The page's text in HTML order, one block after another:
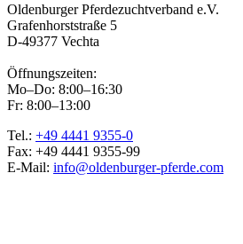
Oldenburger Pferdezuchtverband e.V.
Grafenhorststraße 5
D-49377 Vechta
Öffnungszeiten:
Mo–Do: 8:00–16:30
Fr: 8:00–13:00
Tel.: +49 4441 9355-0
Fax: +49 4441 9355-99
E-Mail: info@oldenburger-pferde.com